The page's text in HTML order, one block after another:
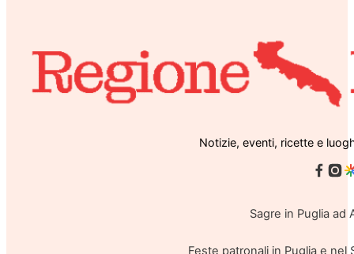
Notizie, eventi, ricette e
Sagre in Puglia ad
Feste patronali in Puglia e